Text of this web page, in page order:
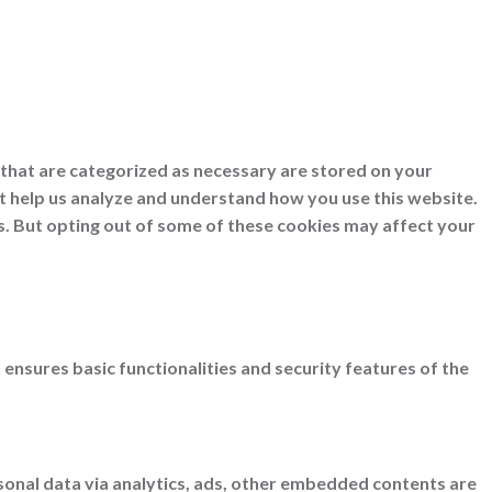
are categorized as necessary are stored on your
us analyze and understand how you use this website.
But opting out of some of these cookies may affect your
basic functionalities and security features of the
data via analytics, ads, other embedded contents are